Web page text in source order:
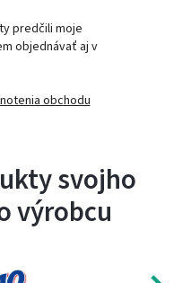
predčili moje
objednávať aj v
obchodu
svojho
výrobcu